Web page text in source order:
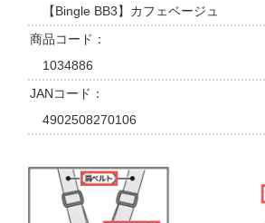
【Bingle BB3】カフェベージュ
商品コード
1034886
JANコード
4902508270106